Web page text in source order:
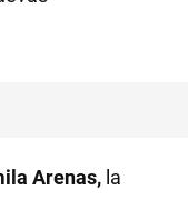
Arenas, la